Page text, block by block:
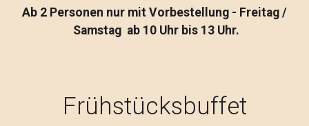
Ab 2 Personen nur mit Vorbestellung - Freitag /
Samstag ab 10 Uhr bis 13 Uhr.
Frühstücksbuffet